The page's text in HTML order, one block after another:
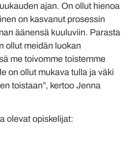
ajan. On ollut hienoa
on kasvanut prosessin
äänensä kuuluviin. Parasta
ollut meidän luokan
me toivomme toistemme
on ollut mukava tulla ja väki
toistaan”, kertoo Jenna
olevat opiskelijat: